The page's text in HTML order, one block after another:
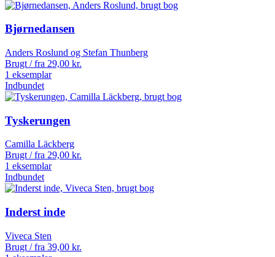
Bjørnedansen
Anders Roslund og Stefan Thunberg
Brugt / fra 29,00 kr.
1 eksemplar
Indbundet
Tyskerungen
Camilla Läckberg
Brugt / fra 29,00 kr.
1 eksemplar
Indbundet
Inderst inde
Viveca Sten
Brugt / fra 39,00 kr.